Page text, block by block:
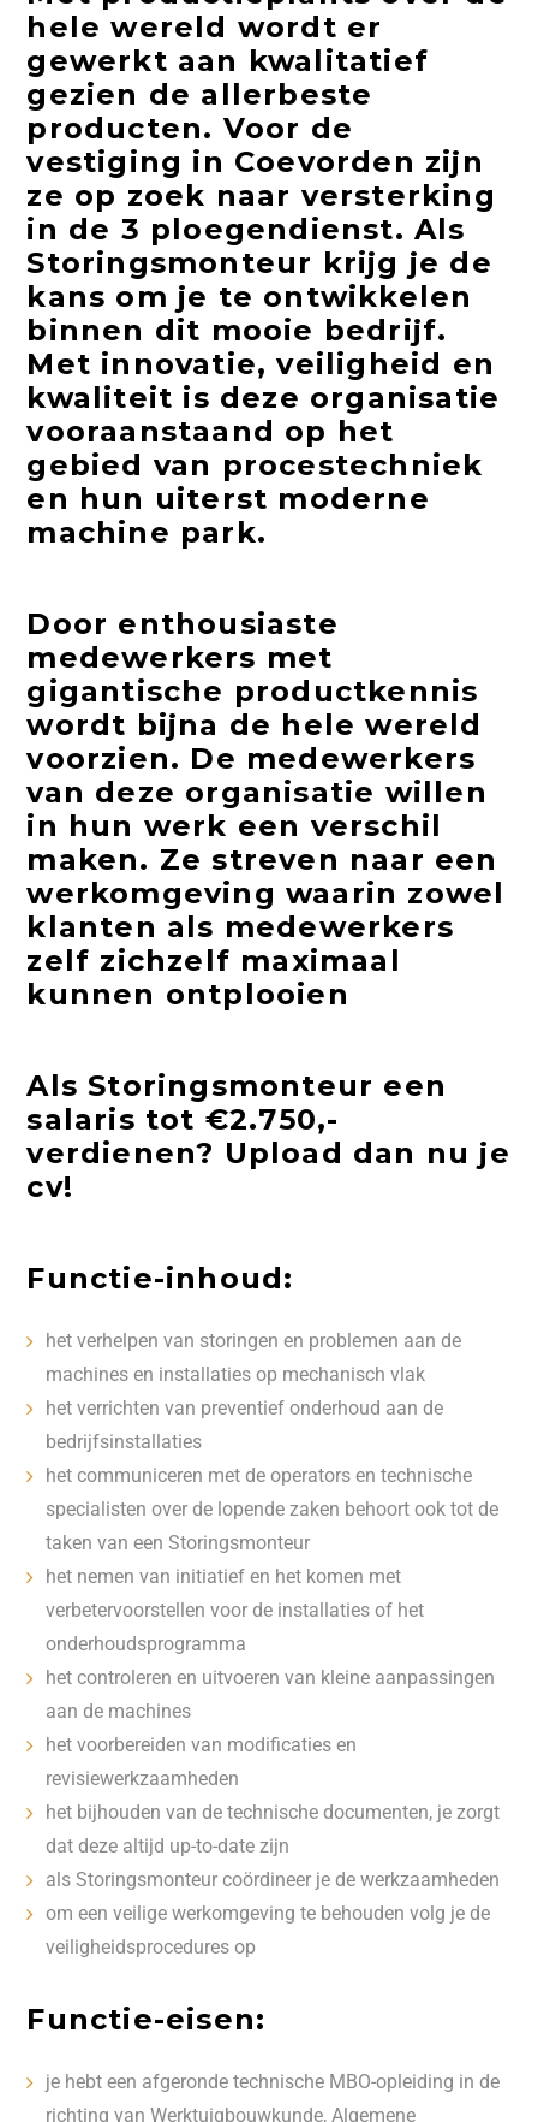
hele wereld wordt er
gewerkt aan kwalitatief
gezien de allerbeste
producten. Voor de
vestiging in Coevorden zijn
ze op zoek naar versterking
in de 3 ploegendienst. Als
Storingsmonteur krijg je de
kans om je te ontwikkelen
binnen dit mooie bedrijf.
Met innovatie, veiligheid en
kwaliteit is deze organisatie
vooraanstaand op het
gebied van procestechniek
en hun uiterst moderne
machine park.
Door enthousiaste
medewerkers met
gigantische productkennis
wordt bijna de hele wereld
voorzien. De medewerkers
van deze organisatie willen
in hun werk een verschil
maken. Ze streven naar een
werkomgeving waarin zowel
klanten als medewerkers
zelf zichzelf maximaal
kunnen ontplooien
Als Storingsmonteur een
salaris tot €2.750,-
verdienen? Upload dan nu je
cv!
Functie-inhoud:
het verhelpen van storingen en problemen aan de
machines en installaties op mechanisch vlak
het verrichten van preventief onderhoud aan de
bedrijfsinstallaties
het communiceren met de operators en technische
specialisten over de lopende zaken behoort ook tot de
taken van een Storingsmonteur
het nemen van initiatief en het komen met
verbetervoorstellen voor de installaties of het
onderhoudsprogramma
het controleren en uitvoeren van kleine aanpassingen
aan de machines
het voorbereiden van modificaties en
revisiewerkzaamheden
het bijhouden van de technische documenten, je zorgt
dat deze altijd up-to-date zijn
als Storingsmonteur coördineer je de werkzaamheden
om een veilige werkomgeving te behouden volg je de
veiligheidsprocedures op
Functie-eisen:
je hebt een afgeronde technische MBO-opleiding in de
richting van Werktuigbouwkunde, Algemene